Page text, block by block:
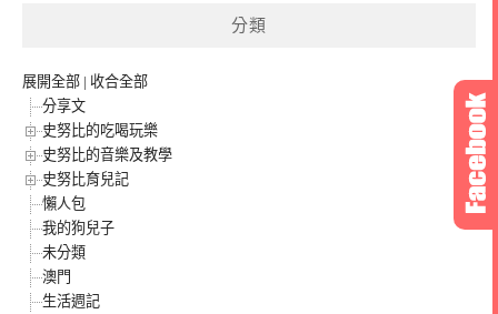
分類
展開全部 | 收合全部
分享文
史努比的吃喝玩樂
史努比的音樂及教學
史努比育兒記
懶人包
我的狗兒子
未分類
澳門
生活週記